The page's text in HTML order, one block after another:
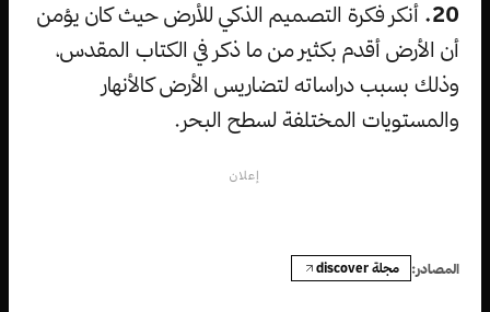
20. أنكر فكرة التصميم الذكي للأرض حيث كان يؤمن
أن الأرض أقدم بكثير من ما ذكر في الكتاب المقدس،
وذلك بسبب دراساته لتضاريس الأرض كالأنهار
والمستويات المختلفة لسطح البحر.
إعلان
المصادر: مجلة discover